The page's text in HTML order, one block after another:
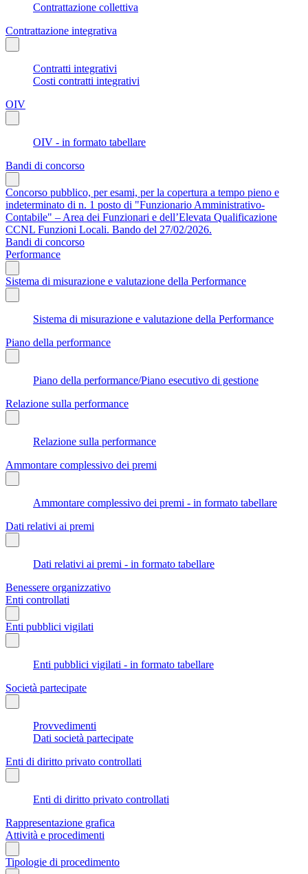
Contrattazione collettiva
Contrattazione integrativa
Contratti integrativi
Costi contratti integrativi
OIV
OIV - in formato tabellare
Bandi di concorso
Concorso pubblico, per esami, per la copertura a tempo pieno e
indeterminato di n. 1 posto di "Funzionario Amministrativo-
Contabile" – Area dei Funzionari e dell’Elevata Qualificazione
CCNL Funzioni Locali. Bando del 27/02/2026.
Bandi di concorso
Performance
Sistema di misurazione e valutazione della Performance
Sistema di misurazione e valutazione della Performance
Piano della performance
Piano della performance/Piano esecutivo di gestione
Relazione sulla performance
Relazione sulla performance
Ammontare complessivo dei premi
Ammontare complessivo dei premi - in formato tabellare
Dati relativi ai premi
Dati relativi ai premi - in formato tabellare
Benessere organizzativo
Enti controllati
Enti pubblici vigilati
Enti pubblici vigilati - in formato tabellare
Società partecipate
Provvedimenti
Dati società partecipate
Enti di diritto privato controllati
Enti di diritto privato controllati
Rappresentazione grafica
Attività e procedimenti
Tipologie di procedimento